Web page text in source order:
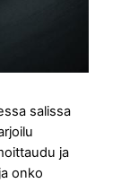
salissa
ja
onko